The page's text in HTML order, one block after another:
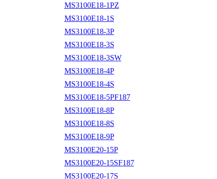
MS3100E18-1PZ
MS3100E18-1S
MS3100E18-3P
MS3100E18-3S
MS3100E18-3SW
MS3100E18-4P
MS3100E18-4S
MS3100E18-5PF187
MS3100E18-8P
MS3100E18-8S
MS3100E18-9P
MS3100E20-15P
MS3100E20-15SF187
MS3100E20-17S